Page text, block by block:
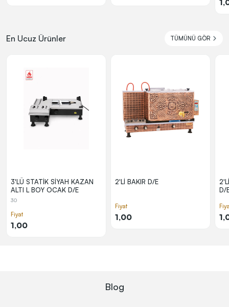
En Ucuz Ürünler TÜMÜNÜ GÖR
3'LÜ STATİK SİYAH KAZAN
ALTI L BOY OCAK D/E
30
Fiyat
1,00
2'Lİ BAKIR D/E
Fiyat
1,00
D/
Blog